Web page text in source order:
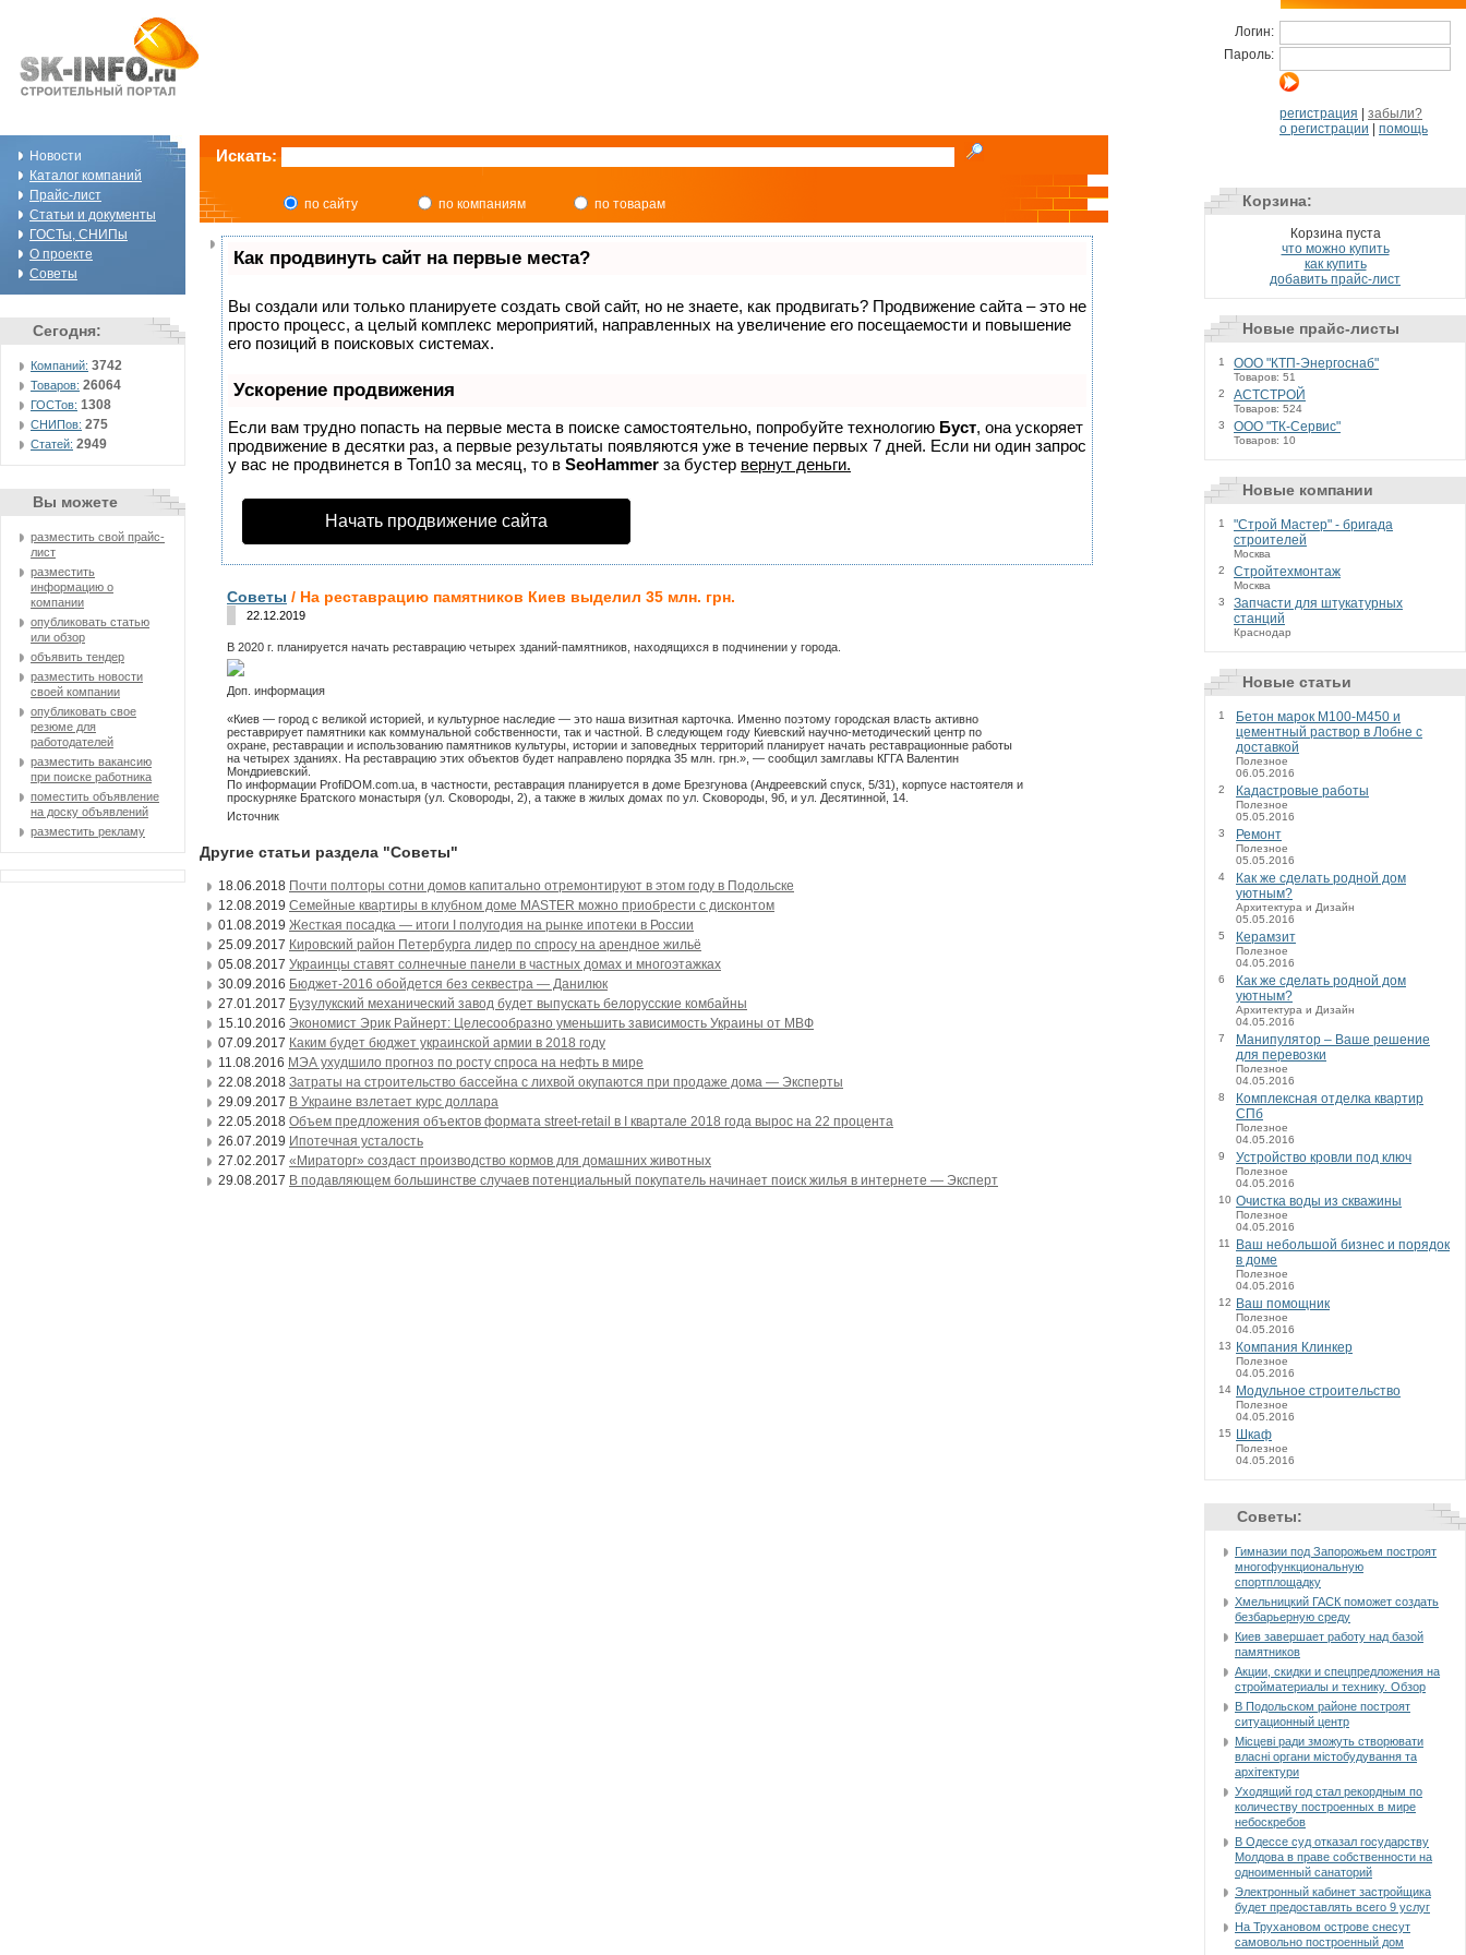
Логин:
Пароль:
регистрация
забыли?
о регистрации
помощь
Новости
Каталог компаний
Прайс-лист
Статьи и документы
ГОСТы, СНИПы
О проекте
Советы
Сегодня:
Компаний: 3742
Товаров: 26064
ГОСТов: 1308
СНИПов: 275
Статей: 2949
Вы можете
разместить свой прайс-
лист
разместить
информацию о
компании
опубликовать статью
или обзор
объявить тендер
разместить новости
своей компании
опубликовать свое
резюме для
работодателей
разместить вакансию
при поиске работника
поместить объявление
на доску объявлений
разместить рекламу
Искать:
по сайту по компаниям по товарам
Как продвинуть сайт на первые места?
Вы создали или только планируете создать свой сайт, но не знаете, как продвигать? Продвижение сайта – это не
просто процесс, а целый комплекс мероприятий, направленных на увеличение его посещаемости и повышение
его позиций в поисковых системах.
Ускорение продвижения
Если вам трудно попасть на первые места в поиске самостоятельно, попробуйте технологию Буст, она ускоряет
продвижение в десятки раз, а первые результаты появляются уже в течение первых 7 дней. Если ни один запрос
у вас не продвинется в Топ10 за месяц, то в SeoHammer за бустер вернут деньги.
Начать продвижение сайта
Советы / На реставрацию памятников Киев выделил 35 млн. грн.
22.12.2019
В 2020 г. планируется начать реставрацию четырех зданий-памятников, находящихся в подчинении у города.
Доп. информация
«Киев — город с великой историей, и культурное наследие — это наша визитная карточка. Именно поэтому городская власть активно
реставрирует памятники как коммунальной собственности, так и частной. В следующем году Киевский научно-методический центр по
охране, реставрации и использованию памятников культуры, истории и заповедных территорий планирует начать реставрационные работы
на четырех зданиях. На реставрацию этих объектов будет направлено порядка 35 млн. грн.», — сообщил замглавы КГГА Валентин
Мондриевский.
По информации ProfiDOM.com.ua, в частности, реставрация планируется в доме Брезгунова (Андреевский спуск, 5/31), корпусе настоятеля и
проскурняке Братского монастыря (ул. Сковороды, 2), а также в жилых домах по ул. Сковороды, 9б, и ул. Десятинной, 14.
Источник
Другие статьи раздела "Советы"
18.06.2018 Почти полторы сотни домов капитально отремонтируют в этом году в Подольске
12.08.2019 Семейные квартиры в клубном доме MASTER можно приобрести с дисконтом
01.08.2019 Жесткая посадка — итоги I полугодия на рынке ипотеки в России
25.09.2017 Кировский район Петербурга лидер по спросу на арендное жильё
05.08.2017 Украинцы ставят солнечные панели в частных домах и многоэтажках
30.09.2016 Бюджет-2016 обойдется без секвестра — Данилюк
27.01.2017 Бузулукский механический завод будет выпускать белорусские комбайны
15.10.2016 Экономист Эрик Райнерт: Целесообразно уменьшить зависимость Украины от МВФ
07.09.2017 Каким будет бюджет украинской армии в 2018 году
11.08.2016 МЭА ухудшило прогноз по росту спроса на нефть в мире
22.08.2018 Затраты на строительство бассейна с лихвой окупаются при продаже дома — Эксперты
29.09.2017 В Украине взлетает курс доллара
22.05.2018 Объем предложения объектов формата street-retail в I квартале 2018 года вырос на 22 процента
26.07.2019 Ипотечная усталость
27.02.2017 «Мираторг» создаст производство кормов для домашних животных
29.08.2017 В подавляющем большинстве случаев потенциальный покупатель начинает поиск жилья в интернете — Эксперт
Корзина:
Корзина пуста
что можно купить
как купить
добавить прайс-лист
Новые прайс-листы
1 ООО "КТП-Энергоснаб"
Товаров: 51
2
АСТСТРОЙ
Товаров: 524
3
ООО "ТК-Сервис"
Товаров: 10
Новые компании
1
"Строй Мастер" - бригада
строителей
Москва
2
Стройтехмонтаж
Москва
3
Запчасти для штукатурных
станций
Краснодар
Новые статьи
1
Бетон марок М100-М450 и
цементный раствор в Лобне с
доставкой
Полезное
06.05.2016
2
Кадастровые работы
Полезное
05.05.2016
3
Ремонт
Полезное
05.05.2016
4
Как же сделать родной дом
уютным?
Архитектура и Дизайн
05.05.2016
5
Керамзит
Полезное
04.05.2016
6
Как же сделать родной дом
уютным?
Архитектура и Дизайн
04.05.2016
7
Манипулятор – Ваше решение
для перевозки
Полезное
04.05.2016
8
Комплексная отделка квартир
СПб
Полезное
04.05.2016
9
Устройство кровли под ключ
Полезное
04.05.2016
10 Очистка воды из скважины
Полезное
04.05.2016
11
Ваш небольшой бизнес и порядок
в доме
Полезное
04.05.2016
12
Ваш помощник
Полезное
04.05.2016
13
Компания Клинкер
Полезное
04.05.2016
14 Модульное строительство
Полезное
04.05.2016
15
Шкаф
Полезное
04.05.2016
Советы:
Гимназии под Запорожьем построят
многофункциональную
спортплощадку
Хмельницкий ГАСК поможет создать
безбарьерную среду
Киев завершает работу над базой
памятников
Акции, скидки и спецпредложения на
стройматериалы и технику. Обзор
В Подольском районе построят
ситуационный центр
Місцеві ради зможуть створювати
власні органи містобудування та
архітектури
Уходящий год стал рекордным по
количеству построенных в мире
небоскребов
В Одессе суд отказал государству
Молдова в праве собственности на
одноименный санаторий
Электронный кабинет застройщика
будет предоставлять всего 9 услуг
На Трухановом острове снесут
самовольно построенный дом